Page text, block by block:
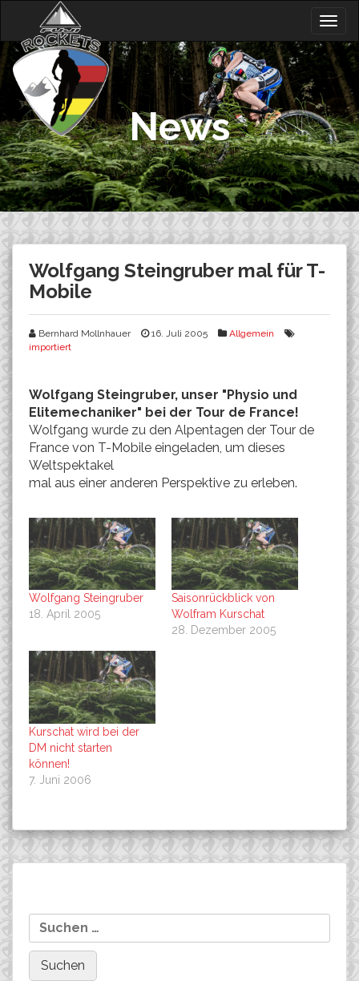
content
News
Wolfgang Steingruber mal für T-
Mobile
Bernhard Mollnhauer 16. Juli 2005
Allgemein
importiert
Wolfgang Steingruber, unser "Physio und
Elitemechaniker" bei der Tour de France!
Wolfgang wurde zu den Alpentagen der Tour de
France von T-Mobile eingeladen, um dieses
Weltspektakel
mal aus einer anderen Perspektive zu erleben.
Wolfgang Steingruber
18. April 2005
Saisonrückblick von
Wolfram Kurschat
28. Dezember 2005
Kurschat wird bei der
DM nicht starten
können!
7. Juni 2006